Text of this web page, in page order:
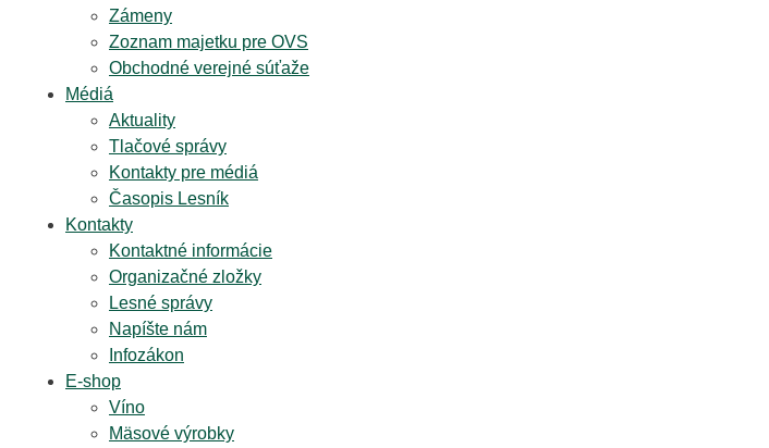
Zámeny
Zoznam majetku pre OVS
Obchodné verejné súťaže
Médiá
Aktuality
Tlačové správy
Kontakty pre médiá
Časopis Lesník
Kontakty
Kontaktné informácie
Organizačné zložky
Lesné správy
Napíšte nám
Infozákon
E-shop
Víno
Mäsové výrobky